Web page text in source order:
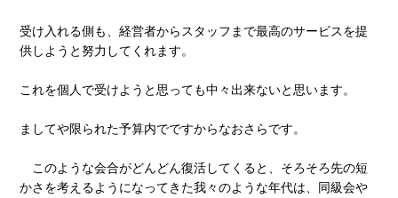
受け入れる側も、経営者からスタッフまで最高のサービスを提
供しようと努力してくれます。
これを個人で受けようと思っても中々出来ないと思います。
ましてや限られた予算内でですからなおさらです。
このような会合がどんどん復活してくると、そろそろ先の短
かさを考えるようになってきた我々のような年代は、同級会や